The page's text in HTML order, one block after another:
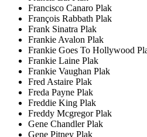
Francisco Canaro Plak
François Rabbath Plak
Frank Sinatra Plak
Frankie Avalon Plak
Frankie Goes To Hollywood
Frankie Laine Plak
Frankie Vaughan Plak
Fred Astaire Plak
Freda Payne Plak
Freddie King Plak
Freddy Mcgregor Plak
Gene Chandler Plak
Gene Pitney Plak